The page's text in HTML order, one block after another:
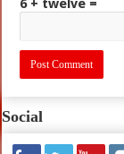
6 + twelve =
Social